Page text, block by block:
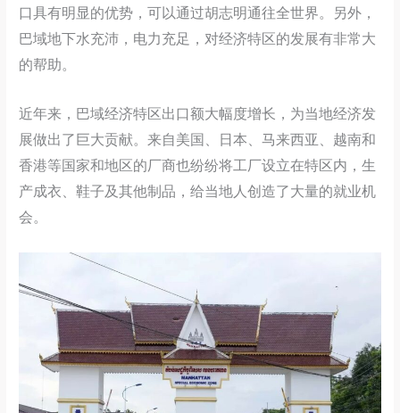
口具有明显的优势，可以通过胡志明通往全世界。另外，
巴域地下水充沛，电力充足，对经济特区的发展有非常大
的帮助。
近年来，巴域经济特区出口额大幅度增长，为当地经济发
展做出了巨大贡献。来自美国、日本、马来西亚、越南和
香港等国家和地区的厂商也纷纷将工厂设立在特区内，生
产成衣、鞋子及其他制品，给当地人创造了大量的就业机
会。